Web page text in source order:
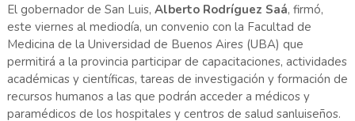
El gobernador de San Luis, Alberto Rodríguez Saá, firmó,
este viernes al mediodía, un convenio con la Facultad de
Medicina de la Universidad de Buenos Aires (UBA) que
permitirá a la provincia participar de capacitaciones, actividades
académicas y científicas, tareas de investigación y formación de
recursos humanos a las que podrán acceder a médicos y
paramédicos de los hospitales y centros de salud sanluiseños.